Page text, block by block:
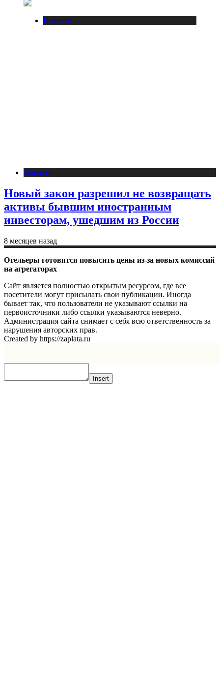
Новости
Новости
Новый закон разрешил не возвращать
активы бывшим иностранным
инвесторам, ушедшим из России
8 месяцев назад
Отельеры готовятся повысить цены из-за новых комиссий
на агрегаторах
Сайт является полностью открытым ресурсом, где все
посетители могут присылать свои публикации. Иногда
бывает так, что пользователи не указывают ссылки на
первоисточники либо ссылки указываются неверно.
Администрация сайта снимает с себя всю ответственность за
нарушения авторских прав.
Created by https://zaplata.ru
Insert